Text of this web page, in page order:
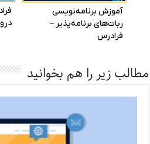
مطالب زیر را هم بخوانید